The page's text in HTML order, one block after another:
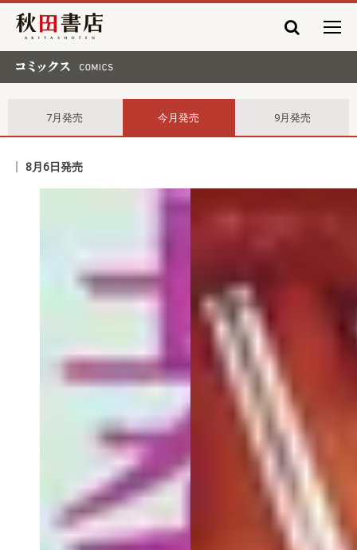
秋田書店
7月発売 今月発売 9月発売
8月6日発売